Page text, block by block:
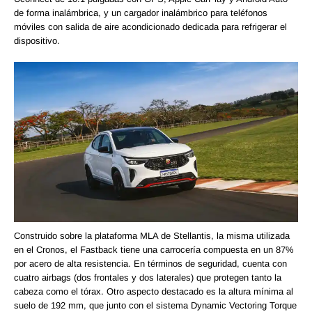
de forma inalámbrica, y un cargador inalámbrico para teléfonos
móviles con salida de aire acondicionado dedicada para refrigerar el
dispositivo.
Construido sobre la plataforma MLA de Stellantis, la misma utilizada
en el Cronos, el Fastback tiene una carrocería compuesta en un 87%
por acero de alta resistencia. En términos de seguridad, cuenta con
cuatro airbags (dos frontales y dos laterales) que protegen tanto la
cabeza como el tórax. Otro aspecto destacado es la altura mínima al
suelo de 192 mm, que junto con el sistema Dynamic Vectoring Torque